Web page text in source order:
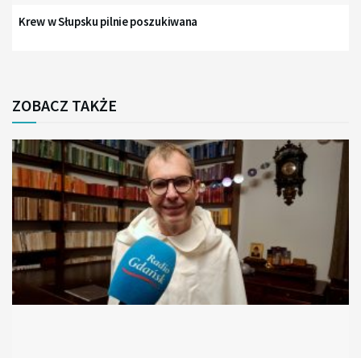
Krew w Słupsku pilnie poszukiwana
ZOBACZ TAKŻE